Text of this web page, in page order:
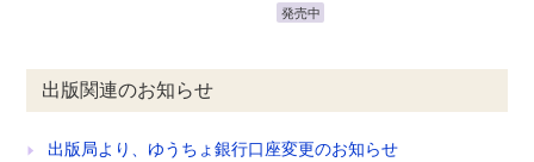
発売中
出版関連のお知らせ
出版局より、ゆうちょ銀行口座変更のお知らせ